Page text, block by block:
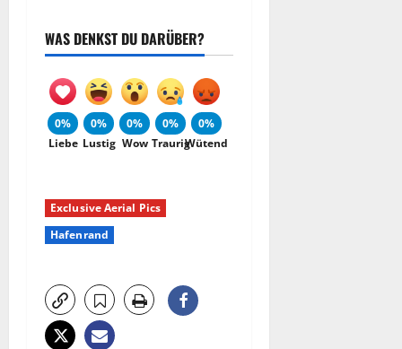
WAS DENKST DU DARÜBER?
0%
Liebe
0%
Lustig
0%
Wow
0%
Traurig
0%
Wütend
Exclusive Aerial Pics
Hafenrand